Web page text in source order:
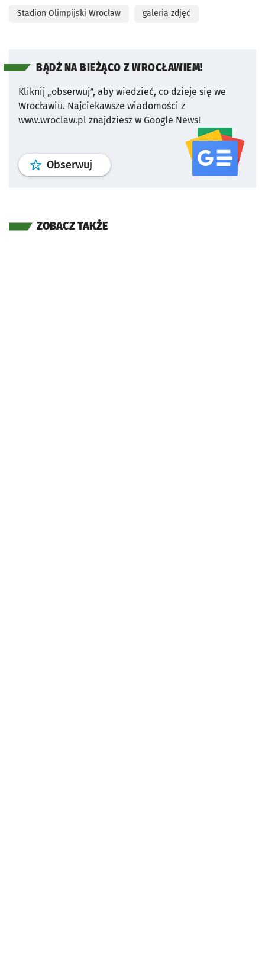
Stadion Olimpijski Wrocław galeria zdjęć
BĄDŹ NA BIEŻĄCO Z WROCŁAWIEM!
Kliknij „obserwuj”, aby wiedzieć, co dzieje się we
Wrocławiu. Najciekawsze wiadomości z
www.wroclaw.pl znajdziesz w Google News!
Obserwuj profil serwisu
ZOBACZ TAKŻE